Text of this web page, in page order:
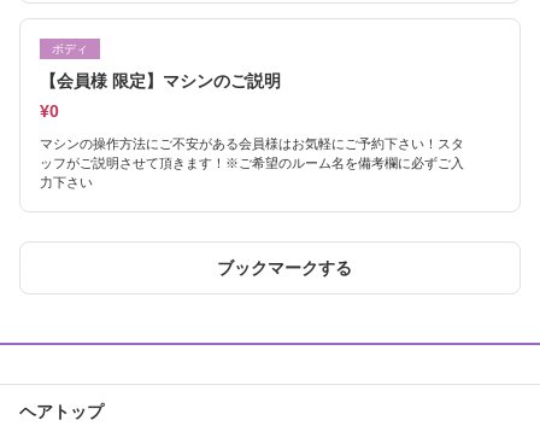
ボディ
【会員様 限定】マシンのご説明
¥0
マシンの操作方法にご不安がある会員様はお気軽にご予約下さい！スタ
ッフがご説明させて頂きます！※ご希望のルーム名を備考欄に必ずご入
力下さい
ブックマークする
ヘアトップ